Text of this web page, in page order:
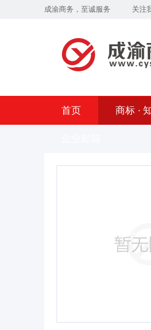
成渝商务，至诚服务 关注
首页 商标 ·